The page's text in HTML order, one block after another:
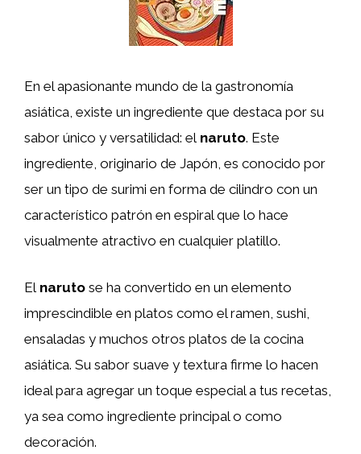
En el apasionante mundo de la gastronomía
asiática, existe un ingrediente que destaca por su
sabor único y versatilidad: el naruto. Este
ingrediente, originario de Japón, es conocido por
ser un tipo de surimi en forma de cilindro con un
característico patrón en espiral que lo hace
visualmente atractivo en cualquier platillo.
El naruto se ha convertido en un elemento
imprescindible en platos como el ramen, sushi,
ensaladas y muchos otros platos de la cocina
asiática. Su sabor suave y textura firme lo hacen
ideal para agregar un toque especial a tus recetas,
ya sea como ingrediente principal o como
decoración.